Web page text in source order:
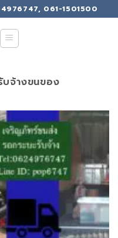
061-1501500
บจ้างขนของ